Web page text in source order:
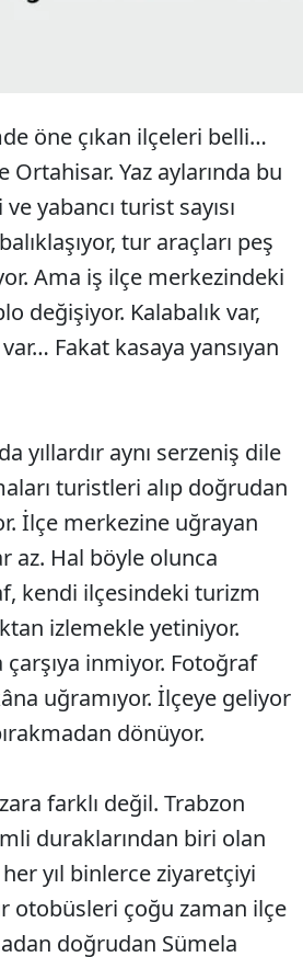
öne çıkan ilçeleri belli…
Ortahisar. Yaz aylarında bu
yabancı turist sayısı
tur araçları peş
Ama iş ilçe merkezindeki
değişiyor. Kalabalık var,
Fakat kasaya yansıyan
yıllardır aynı serzeniş dile
turistleri alıp doğrudan
İlçe merkezine uğrayan
az. Hal böyle olunca
kendi ilçesindeki turizm
izlemekle yetiniyor.
inmiyor. Fotoğraf
uğramıyor. İlçeye geliyor
dönüyor.
farklı değil. Trabzon
duraklarından biri olan
yıl binlerce ziyaretçiyi
otobüsleri çoğu zaman ilçe
doğrudan Sümela